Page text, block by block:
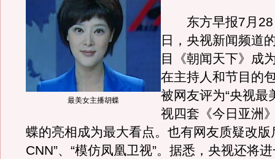
最美女主播胡蝶
东方早报7月28
日，央视新闻频道
目《朝闻天下》成
在主持人和节目的
被网友评为“央视最
视四套《今日亚洲
蝶的亮相成为最大看点。也有网友质疑改版
CNN”、“模仿凤凰卫视”。据悉，央视还将